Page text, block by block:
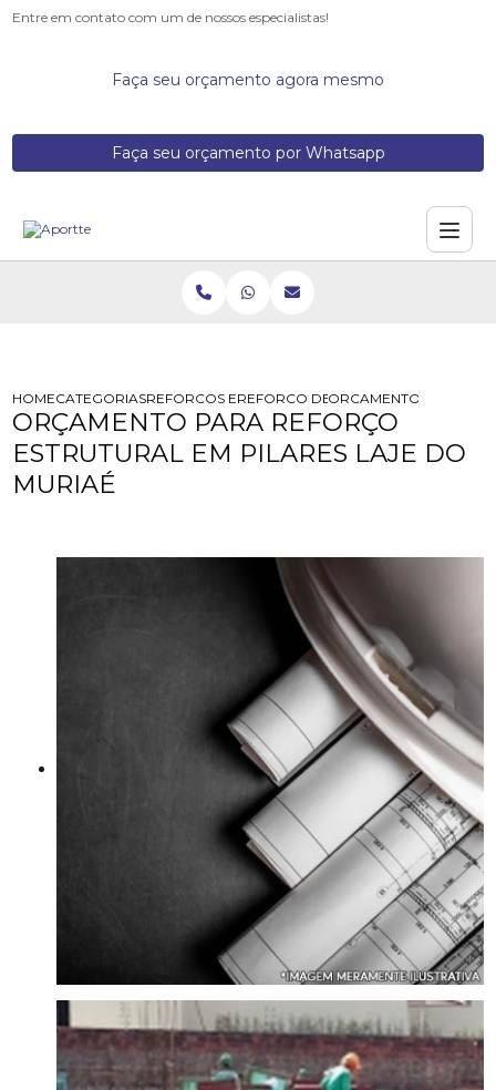
Entre em contato com um de nossos especialistas!
Faça seu orçamento agora mesmo
Faça seu orçamento por Whatsapp
HOMECATEGORIASREFORCOS ESTRUTURAISREFORCO DE ESTRUTURAS
ORCAMENTO PARA
ORÇAMENTO PARA REFORÇO
ESTRUTURAL EM PILARES LAJE DO
MURIAÉ